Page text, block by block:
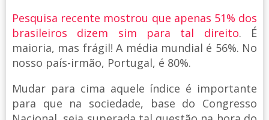
Pesquisa recente mostrou que apenas 51% dos
brasileiros dizem sim para tal direito. É
maioria, mas frágil! A média mundial é 56%. No
nosso país-irmão, Portugal, é 80%.
Mudar para cima aquele índice é importante
para que na sociedade, base do Congresso